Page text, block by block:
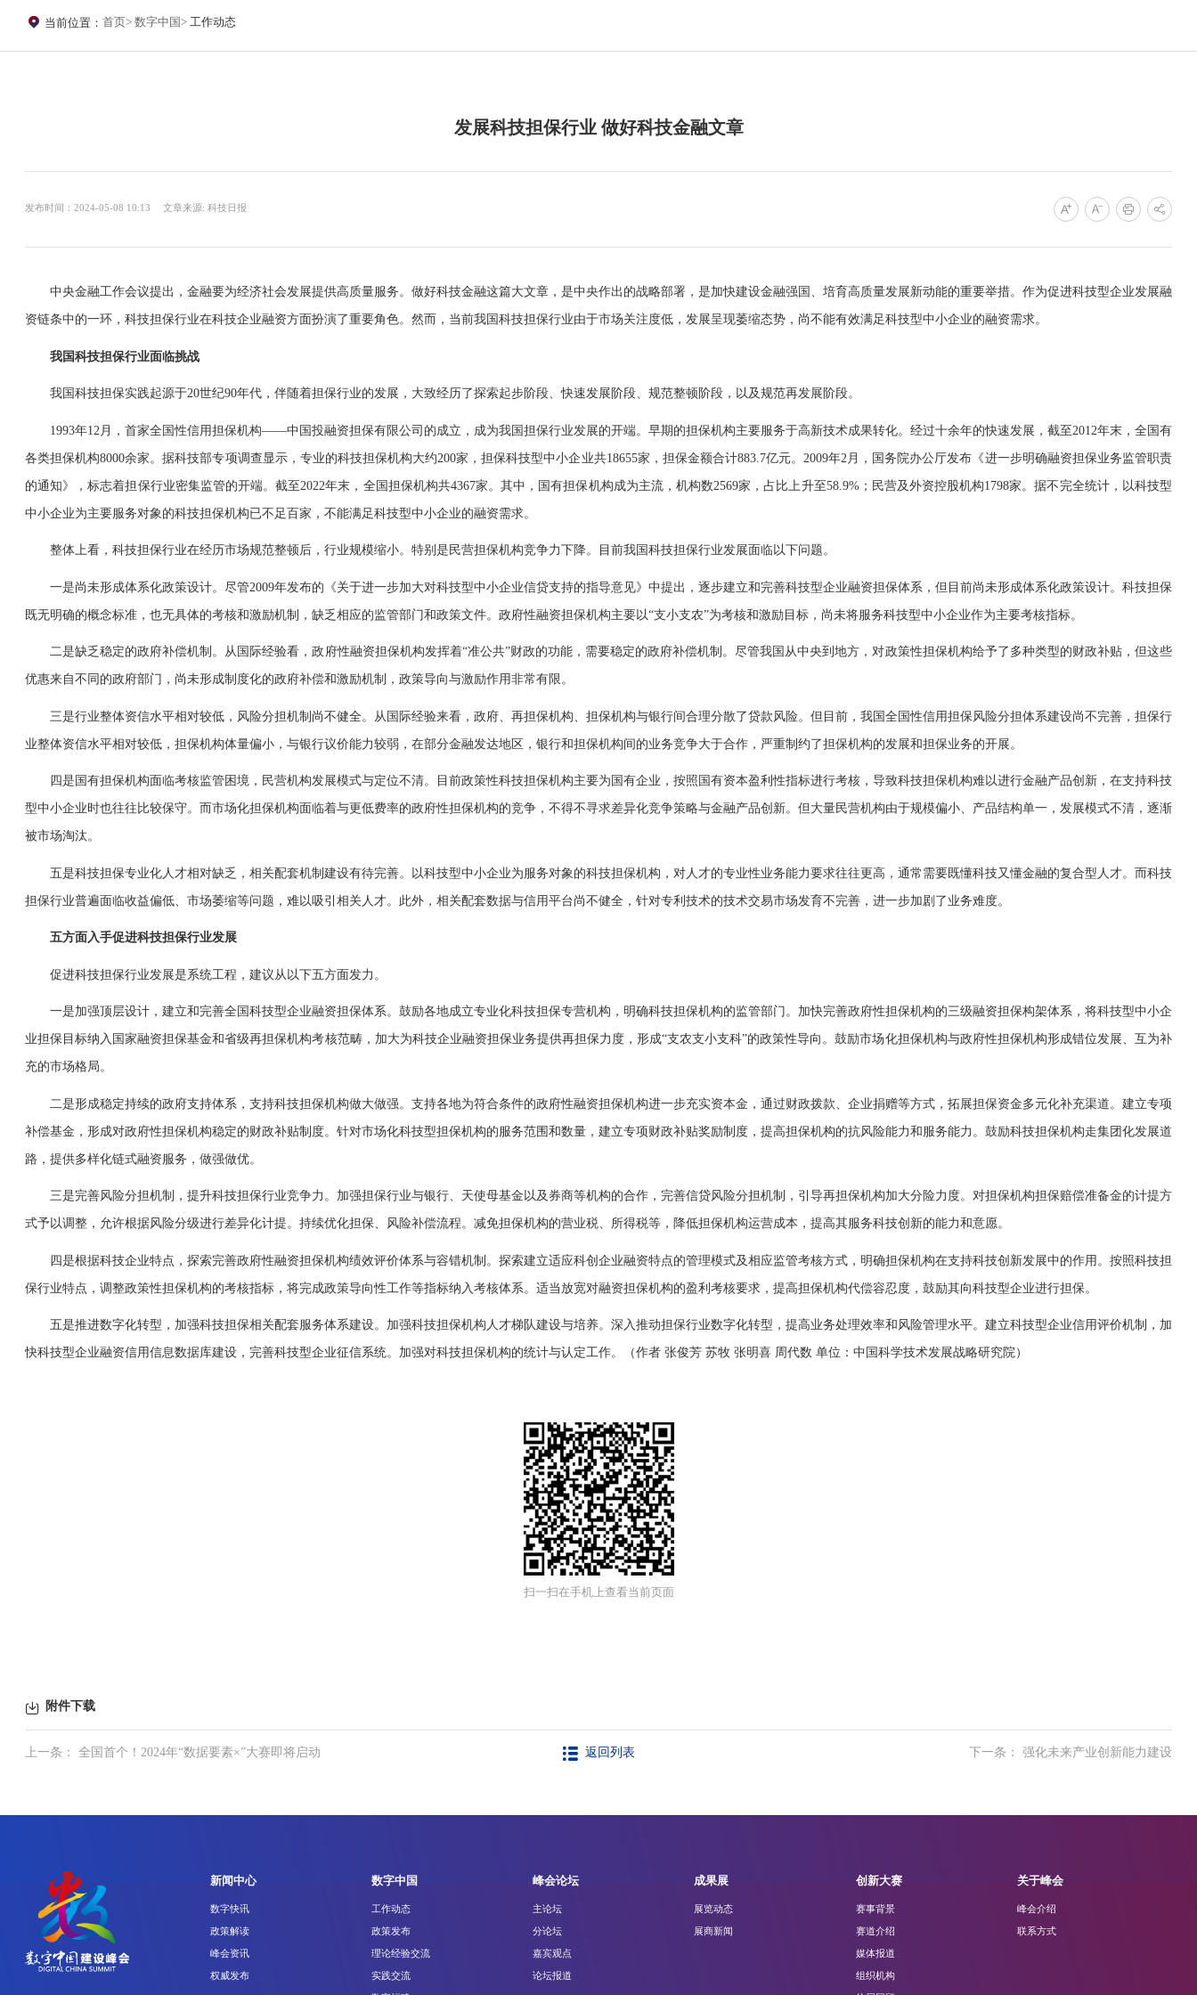
当前位置：首页 数字中国 工作动态
发展科技担保行业 做好科技金融文章
发布时间：2024-05-08 10:13 文章来源: 科技日报
中央金融工作会议提出，金融要为经济社会发展提供高质量服务。做好科技金融这篇大文章，是中央作出的战略部署，是加快建设金融强国、培育高质量发展新动能的重要举措。作为促进科技型企业发展融
资链条中的一环，科技担保行业在科技企业融资方面扮演了重要角色。然而，当前我国科技担保行业由于市场关注度低，发展呈现萎缩态势，尚不能有效满足科技型中小企业的融资需求。
我国科技担保行业面临挑战
我国科技担保实践起源于20世纪90年代，伴随着担保行业的发展，大致经历了探索起步阶段、快速发展阶段、规范整顿阶段，以及规范再发展阶段。
1993年12月，首家全国性信用担保机构——中国投融资担保有限公司的成立，成为我国担保行业发展的开端。早期的担保机构主要服务于高新技术成果转化。经过十余年的快速发展，截至2012年末，全国有
各类担保机构8000余家。据科技部专项调查显示，专业的科技担保机构大约200家，担保科技型中小企业共18655家，担保金额合计883.7亿元。2009年2月，国务院办公厅发布《进一步明确融资担保业务监管职责
的通知》，标志着担保行业密集监管的开端。截至2022年末，全国担保机构共4367家。其中，国有担保机构成为主流，机构数2569家，占比上升至58.9%；民营及外资控股机构1798家。据不完全统计，以科技型
中小企业为主要服务对象的科技担保机构已不足百家，不能满足科技型中小企业的融资需求。
整体上看，科技担保行业在经历市场规范整顿后，行业规模缩小。特别是民营担保机构竞争力下降。目前我国科技担保行业发展面临以下问题。
一是尚未形成体系化政策设计。尽管2009年发布的《关于进一步加大对科技型中小企业信贷支持的指导意见》中提出，逐步建立和完善科技型企业融资担保体系，但目前尚未形成体系化政策设计。科技担保
既无明确的概念标准，也无具体的考核和激励机制，缺乏相应的监管部门和政策文件。政府性融资担保机构主要以“支小支农”为考核和激励目标，尚未将服务科技型中小企业作为主要考核指标。
二是缺乏稳定的政府补偿机制。从国际经验看，政府性融资担保机构发挥着“准公共”财政的功能，需要稳定的政府补偿机制。尽管我国从中央到地方，对政策性担保机构给予了多种类型的财政补贴，但这些
优惠来自不同的政府部门，尚未形成制度化的政府补偿和激励机制，政策导向与激励作用非常有限。
三是行业整体资信水平相对较低，风险分担机制尚不健全。从国际经验来看，政府、再担保机构、担保机构与银行间合理分散了贷款风险。但目前，我国全国性信用担保风险分担体系建设尚不完善，担保行
业整体资信水平相对较低，担保机构体量偏小，与银行议价能力较弱，在部分金融发达地区，银行和担保机构间的业务竞争大于合作，严重制约了担保机构的发展和担保业务的开展。
四是国有担保机构面临考核监管困境，民营机构发展模式与定位不清。目前政策性科技担保机构主要为国有企业，按照国有资本盈利性指标进行考核，导致科技担保机构难以进行金融产品创新，在支持科技
型中小企业时也往往比较保守。而市场化担保机构面临着与更低费率的政府性担保机构的竞争，不得不寻求差异化竞争策略与金融产品创新。但大量民营机构由于规模偏小、产品结构单一，发展模式不清，逐渐
被市场淘汰。
五是科技担保专业化人才相对缺乏，相关配套机制建设有待完善。以科技型中小企业为服务对象的科技担保机构，对人才的专业性业务能力要求往往更高，通常需要既懂科技又懂金融的复合型人才。而科技
担保行业普遍面临收益偏低、市场萎缩等问题，难以吸引相关人才。此外，相关配套数据与信用平台尚不健全，针对专利技术的技术交易市场发育不完善，进一步加剧了业务难度。
五方面入手促进科技担保行业发展
促进科技担保行业发展是系统工程，建议从以下五方面发力。
一是加强顶层设计，建立和完善全国科技型企业融资担保体系。鼓励各地成立专业化科技担保专营机构，明确科技担保机构的监管部门。加快完善政府性担保机构的三级融资担保构架体系，将科技型中小企
业担保目标纳入国家融资担保基金和省级再担保机构考核范畴，加大为科技企业融资担保业务提供再担保力度，形成“支农支小支科”的政策性导向。鼓励市场化担保机构与政府性担保机构形成错位发展、互为补
充的市场格局。
二是形成稳定持续的政府支持体系，支持科技担保机构做大做强。支持各地为符合条件的政府性融资担保机构进一步充实资本金，通过财政拨款、企业捐赠等方式，拓展担保资金多元化补充渠道。建立专项
补偿基金，形成对政府性担保机构稳定的财政补贴制度。针对市场化科技型担保机构的服务范围和数量，建立专项财政补贴奖励制度，提高担保机构的抗风险能力和服务能力。鼓励科技担保机构走集团化发展道
路，提供多样化链式融资服务，做强做优。
三是完善风险分担机制，提升科技担保行业竞争力。加强担保行业与银行、天使母基金以及券商等机构的合作，完善信贷风险分担机制，引导再担保机构加大分险力度。对担保机构担保赔偿准备金的计提方
式予以调整，允许根据风险分级进行差异化计提。持续优化担保、风险补偿流程。减免担保机构的营业税、所得税等，降低担保机构运营成本，提高其服务科技创新的能力和意愿。
四是根据科技企业特点，探索完善政府性融资担保机构绩效评价体系与容错机制。探索建立适应科创企业融资特点的管理模式及相应监管考核方式，明确担保机构在支持科技创新发展中的作用。按照科技担
保行业特点，调整政策性担保机构的考核指标，将完成政策导向性工作等指标纳入考核体系。适当放宽对融资担保机构的盈利考核要求，提高担保机构代偿容忍度，鼓励其向科技型企业进行担保。
五是推进数字化转型，加强科技担保相关配套服务体系建设。加强科技担保机构人才梯队建设与培养。深入推动担保行业数字化转型，提高业务处理效率和风险管理水平。建立科技型企业信用评价机制，加
快科技型企业融资信用信息数据库建设，完善科技型企业征信系统。加强对科技担保机构的统计与认定工作。（作者 张俊芳 苏牧 张明喜 周代数 单位：中国科学技术发展战略研究院）
扫一扫在手机上查看当前页面
附件下载
上一条： 全国首个！2024年“数据要素×”大赛即将启动 返回列表 下一条： 强化未来产业创新能力建设
新闻中心
数字快讯
政策解读
峰会资讯
权威发布
数字中国
工作动态
政策发布
理论经验交流
实践交流
峰会论坛
主论坛
分论坛
嘉宾观点
论坛报道
成果展
展览动态
展商新闻
创新大赛
赛事背景
赛道介绍
媒体报道
组织机构
关于峰会
峰会介绍
联系方式